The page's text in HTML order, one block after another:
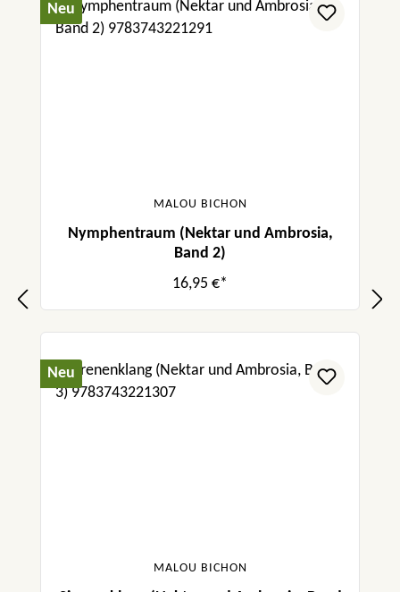
Neu
MALOU BICHON
Nymphentraum (Nektar und Ambrosia,
Band 2)
16,95 €*
Neu
MALOU BICHON